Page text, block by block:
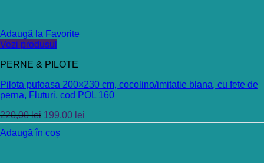
Adaugă la Favorite
Vezi produsul
PERNE & PILOTE
Pilota pufoasa 200×230 cm, cocolino/imitatie blana, cu fete de
perna, Fluturi, cod POL 160
220,00lei 199,00 lei
Adaugă în coș